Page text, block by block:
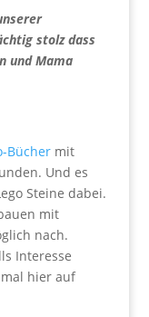
stolz dass
und Mama
Büchermit
Und es
Steine dabei.
mit
nach.
Interesse
hier auf